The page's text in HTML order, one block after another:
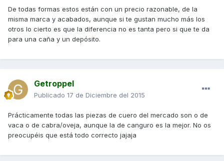
De todas formas estos están con un precio razonable, de la
misma marca y acabados, aunque si te gustan mucho más los
otros lo cierto es que la diferencia no es tanta pero si que te da
para una caña y un depósito.
Getroppel
Publicado 17 de Diciembre del 2015
Prácticamente todas las piezas de cuero del mercado son o de
vaca o de cabra/oveja, aunque la de canguro es la mejor. No os
preocupéis que está todo correcto jajaja